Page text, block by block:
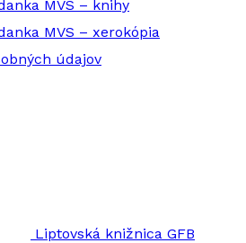
MVS – knihy
MVS – xerokópia
údajov
Liptovská knižnica GFB